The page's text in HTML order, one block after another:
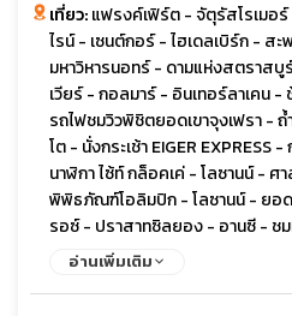
เที่ยว:แฟรงค์เฟิร์ต - จัตุรัสโรเมอ
ไรน์ - เซนต์กอร์ - ไฮเดลเบิร์ก -
มหาวิหารนอทร์ - ดามแห่งสตราส
เวียร์ - กอลมาร์ - อินเทอร์ลาเคน -
รถไฟชมวิวพิชิตยอดเขาจุงเฟรา -
โต - นั่งกระเช้า EIGER
นาฬิกา ไซ้ท์ กล็อคเค่ - โลซานน์ - ศ
พิพิธภัณฑ์โอลิมปิก - โลซานน์ - ยอด
รอซ์ - ปราสาทซิลยอง - อานซี - ช
ปารีส - เข้าชมพิพิธภัณฑ์ลูฟวร์ -
อ่านเพิ่มเติม